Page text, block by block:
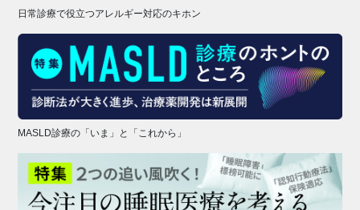
日常診療で役立つアレルギー対応のキホン
MASLD診療の「いま」と「これから」